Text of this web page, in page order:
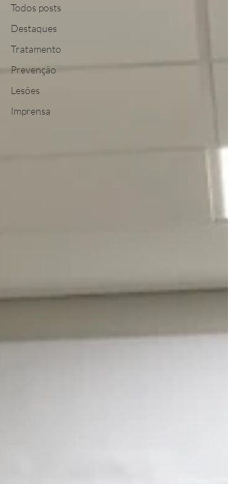
Todos posts
Destaques
Tratamento
Prevenção
Lesões
Imprensa